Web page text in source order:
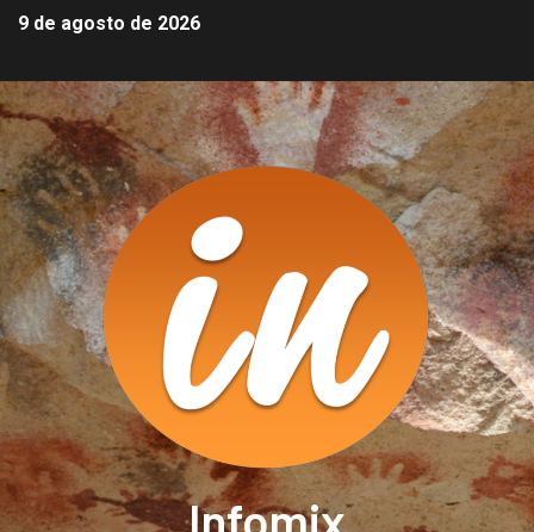
9 de agosto de 2026
Infomix